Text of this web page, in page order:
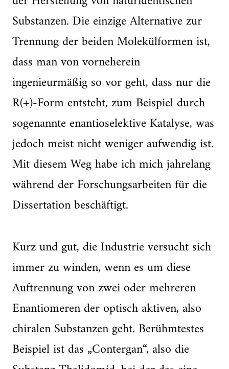
Substanzen. Die einzige Alternative zur
Trennung der beiden Molekülformen ist,
dass man von vorneherein
ingenieurmäßig so vor geht, dass nur die
R(+)-Form entsteht, zum Beispiel durch
sogenannte enantioselektive Katalyse, was
jedoch meist nicht weniger aufwendig ist.
Mit diesem Weg habe ich mich jahrelang
während der Forschungsarbeiten für die
Dissertation beschäftigt.
Kurz und gut, die Industrie versucht sich
immer zu winden, wenn es um diese
Auftrennung von zwei oder mehreren
Enantiomeren der optisch aktiven, also
chiralen Substanzen geht. Berühmtestes
Beispiel ist das „Contergan“, also die